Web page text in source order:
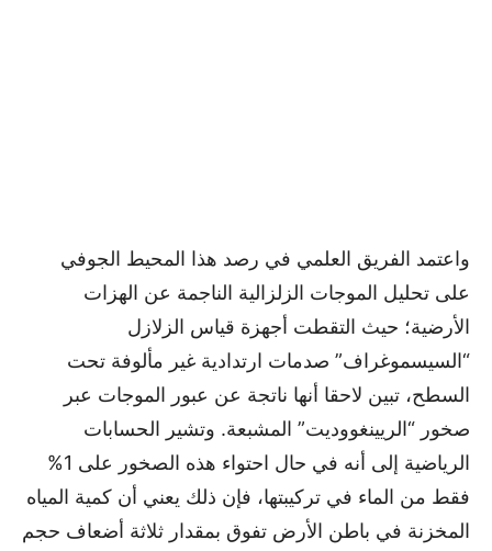
واعتمد الفريق العلمي في رصد هذا المحيط الجوفي
على تحليل الموجات الزلزالية الناجمة عن الهزات
الأرضية؛ حيث التقطت أجهزة قياس الزلازل
“السيسموغراف” صدمات ارتدادية غير مألوفة تحت
السطح، تبين لاحقا أنها ناتجة عن عبور الموجات عبر
صخور “الريينغووديت” المشبعة. وتشير الحسابات
الرياضية إلى أنه في حال احتواء هذه الصخور على 1%
فقط من الماء في تركيبتها، فإن ذلك يعني أن كمية المياه
المخزنة في باطن الأرض تفوق بمقدار ثلاثة أضعاف حجم